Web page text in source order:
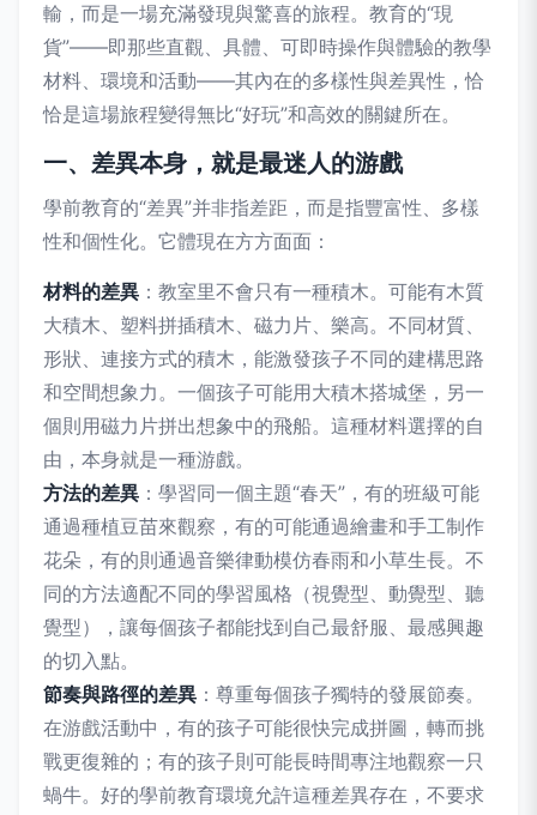
輸，而是一場充滿發現與驚喜的旅程。教育的“現
貨”——即那些直觀、具體、可即時操作與體驗的教學
材料、環境和活動——其內在的多樣性與差異性，恰
恰是這場旅程變得無比“好玩”和高效的關鍵所在。
一、差異本身，就是最迷人的游戲
學前教育的“差異”并非指差距，而是指豐富性、多樣
性和個性化。它體現在方方面面：
材料的差異 ：教室里不會只有一種積木。可能有木質
大積木、塑料拼插積木、磁力片、樂高。不同材質、
形狀、連接方式的積木，能激發孩子不同的建構思路
和空間想象力。一個孩子可能用大積木搭城堡，另一
個則用磁力片拼出想象中的飛船。這種材料選擇的自
由，本身就是一種游戲。
方法的差異 ：學習同一個主題“春天”，有的班級可能
通過種植豆苗來觀察，有的可能通過繪畫和手工制作
花朵，有的則通過音樂律動模仿春雨和小草生長。不
同的方法適配不同的學習風格（視覺型、動覺型、聽
覺型），讓每個孩子都能找到自己最舒服、最感興趣
的切入點。
節奏與路徑的差異 ：尊重每個孩子獨特的發展節奏。
在游戲活動中，有的孩子可能很快完成拼圖，轉而挑
戰更復雜的；有的孩子則可能長時間專注地觀察一只
蝸牛。好的學前教育環境允許這種差異存在，不要求